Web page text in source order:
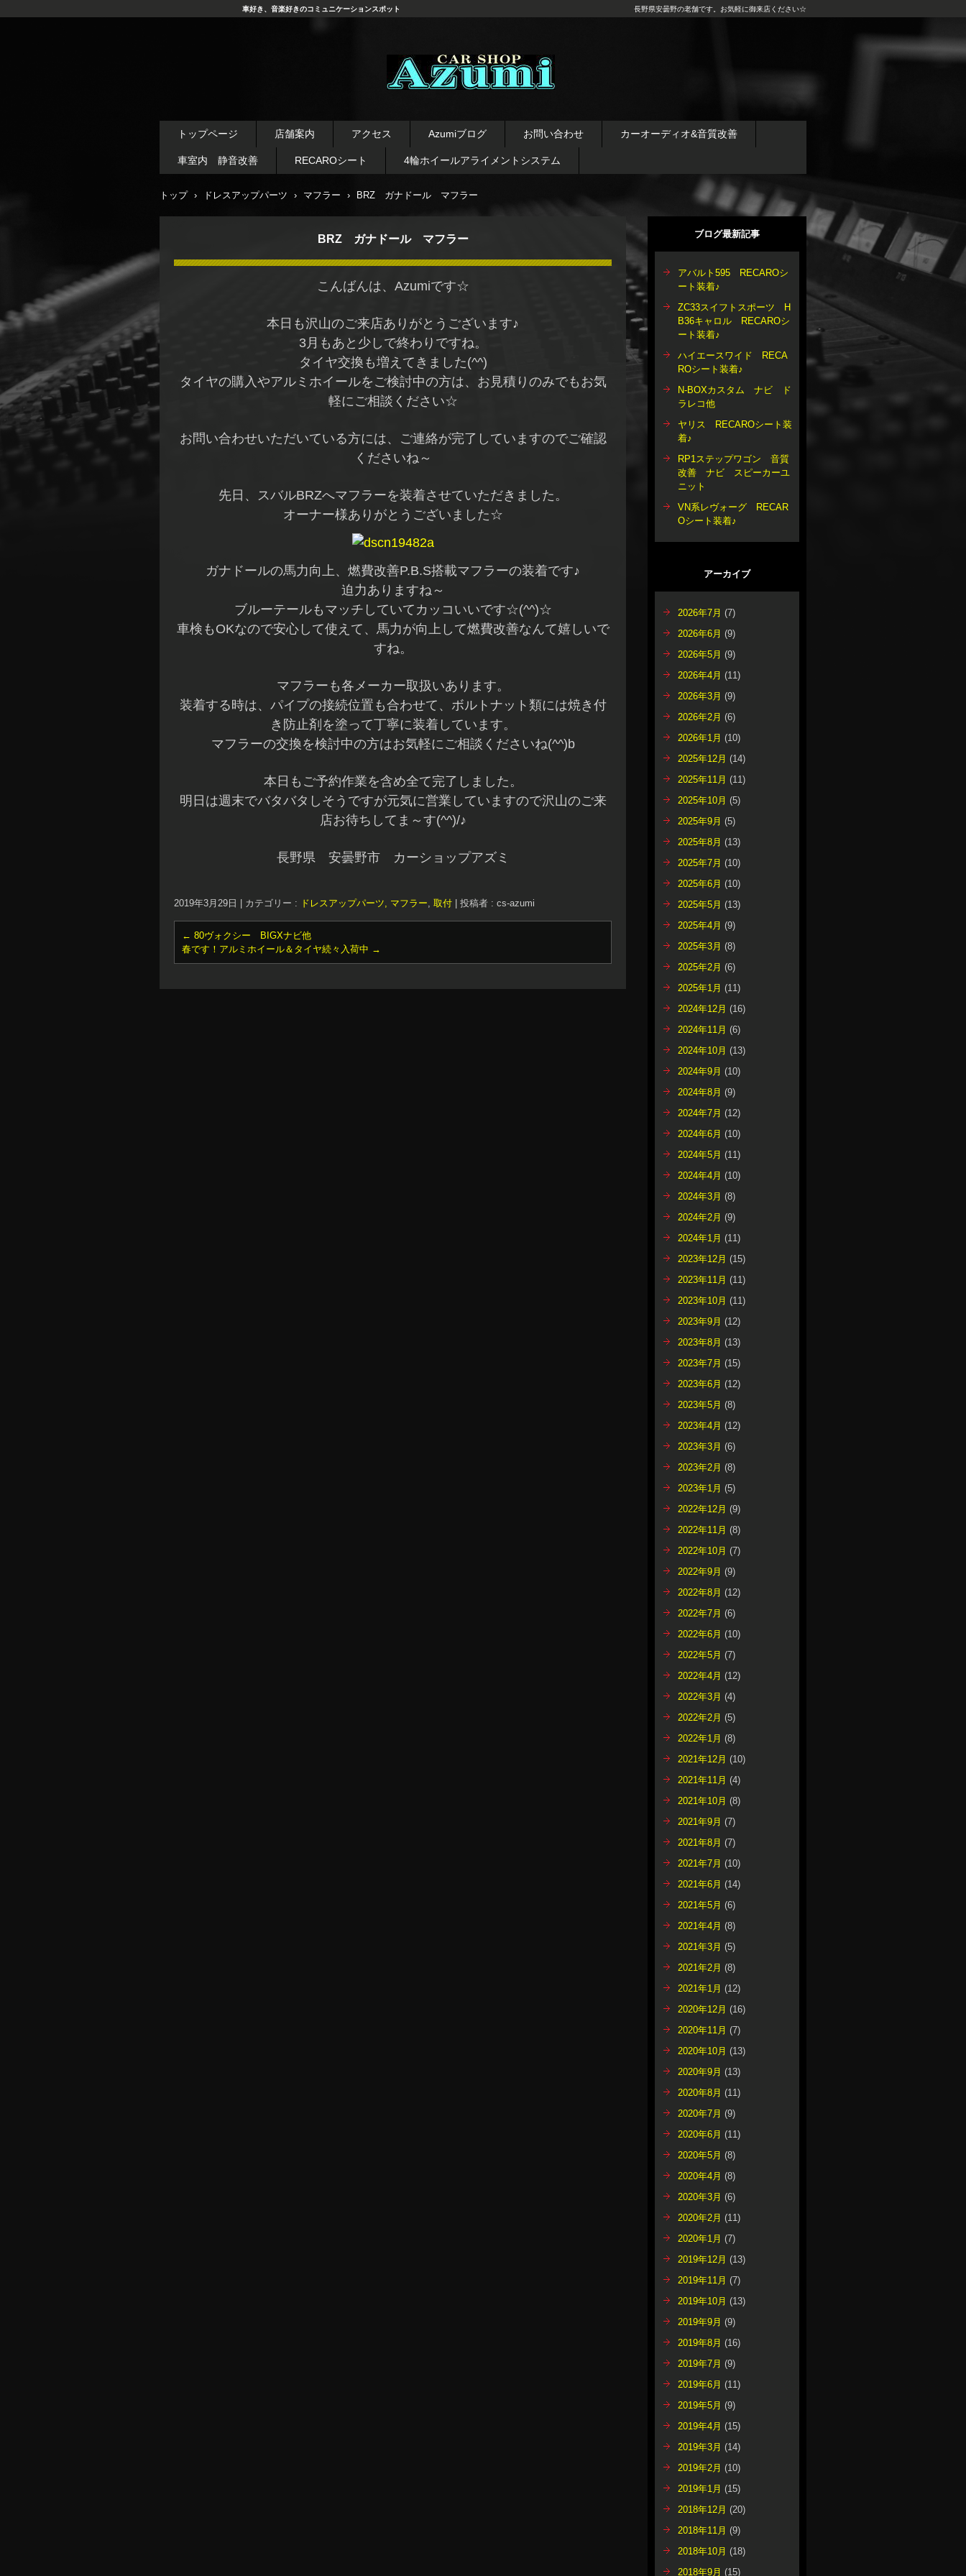
イール デッドニング カーオ
ーディオ レカロシート
車好き、音楽好きのコミュニケーションスポット 長野県安曇野の老舗です。お気軽に御来店ください☆
トップページ 店舗案内 アクセス Azumiブログ お問い合わせ カーオーディオ&音質改善
車室内 静音改善 RECAROシート 4輪ホイールアライメントシステム
トップ › ドレスアップパーツ › マフラー › BRZ ガナドール マフラー
BRZ ガナドール マフラー
こんばんは、Azumiです☆
本日も沢山のご来店ありがとうございます♪
3月もあと少しで終わりですね。
タイヤ交換も増えてきました(^^)
タイヤの購入やアルミホイールをご検討中の方は、お見積りのみでもお気
軽にご相談ください☆
お問い合わせいただいている方には、ご連絡が完了していますのでご確認
くださいね～
先日、スバルBRZへマフラーを装着させていただきました。
オーナー様ありがとうございました☆
ガナドールの馬力向上、燃費改善P.B.S搭載マフラーの装着です♪
迫力ありますね～
ブルーテールもマッチしていてカッコいいです☆(^^)☆
車検もOKなので安心して使えて、馬力が向上して燃費改善なんて嬉しいで
すね。
マフラーも各メーカー取扱いあります。
装着する時は、パイプの接続位置も合わせて、ボルトナット類には焼き付
き防止剤を塗って丁寧に装着しています。
マフラーの交換を検討中の方はお気軽にご相談くださいね(^^)b
本日もご予約作業を含め全て完了しました。
明日は週末でバタバタしそうですが元気に営業していますので沢山のご来
店お待ちしてま～す(^^)/♪
長野県 安曇野市 カーショップアズミ
2019年3月29日 カテゴリー : ドレスアップパーツ, マフラー, 取付 投稿者 : cs-azumi
← 80ヴォクシー BIGXナビ他
春です！アルミホイール＆タイヤ続々入荷中 →
ブログ最新記事
アバルト595 RECAROシ
ート装着♪
ZC33スイフトスポーツ H
B36キャロル RECAROシ
ート装着♪
ハイエースワイド RECA
ROシート装着♪
N-BOXカスタム ナビ ド
ラレコ他
ヤリス RECAROシート装
着♪
RP1ステップワゴン 音質
改善 ナビ スピーカーユ
ニット
VN系レヴォーグ RECAR
Oシート装着♪
アーカイブ
2026年7月 (7)
2026年6月 (9)
2026年5月 (9)
2026年4月 (11)
2026年3月 (9)
2026年2月 (6)
2026年1月 (10)
2025年12月 (14)
2025年11月 (11)
2025年10月 (5)
2025年9月 (5)
2025年8月 (13)
2025年7月 (10)
2025年6月 (10)
2025年5月 (13)
2025年4月 (9)
2025年3月 (8)
2025年2月 (6)
2025年1月 (11)
2024年12月 (16)
2024年11月 (6)
2024年10月 (13)
2024年9月 (10)
2024年8月 (9)
2024年7月 (12)
2024年6月 (10)
2024年5月 (11)
2024年4月 (10)
2024年3月 (8)
2024年2月 (9)
2024年1月 (11)
2023年12月 (15)
2023年11月 (11)
2023年10月 (11)
2023年9月 (12)
2023年8月 (13)
2023年7月 (15)
2023年6月 (12)
2023年5月 (8)
2023年4月 (12)
2023年3月 (6)
2023年2月 (8)
2023年1月 (5)
2022年12月 (9)
2022年11月 (8)
2022年10月 (7)
2022年9月 (9)
2022年8月 (12)
2022年7月 (6)
2022年6月 (10)
2022年5月 (7)
2022年4月 (12)
2022年3月 (4)
2022年2月 (5)
2022年1月 (8)
2021年12月 (10)
2021年11月 (4)
2021年10月 (8)
2021年9月 (7)
2021年8月 (7)
2021年7月 (10)
2021年6月 (14)
2021年5月 (6)
2021年4月 (8)
2021年3月 (5)
2021年2月 (8)
2021年1月 (12)
2020年12月 (16)
2020年11月 (7)
2020年10月 (13)
2020年9月 (13)
2020年8月 (11)
2020年7月 (9)
2020年6月 (11)
2020年5月 (8)
2020年4月 (8)
2020年3月 (6)
2020年2月 (11)
2020年1月 (7)
2019年12月 (13)
2019年11月 (7)
2019年10月 (13)
2019年9月 (9)
2019年8月 (16)
2019年7月 (9)
2019年6月 (11)
2019年5月 (9)
2019年4月 (15)
2019年3月 (14)
2019年2月 (10)
2019年1月 (15)
2018年12月 (20)
2018年11月 (9)
2018年10月 (18)
2018年9月 (15)